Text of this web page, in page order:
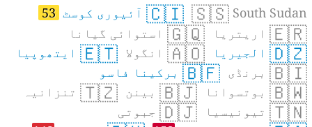
🇸🇸 South Sudan
🇨🇮آئیوری کوسٹ 53
🇪🇷اریتریا 🇬🇶استوائی گیانا
🇩🇿الجیریا 🇦🇴انگولا 🇪🇹ایتھوپیا
🇧🇮برنڈی 🇧🇫برکینا فاسو
🇧🇼بوتسوانا 🇧🇯بینن 🇹🇿تنزانیہ
🇹🇳تیونیسیا 🇩🇯جبوتی